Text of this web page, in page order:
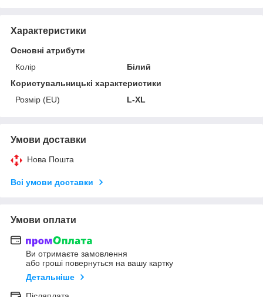
Характеристики
Основні атрибути
Колір
Білий
Користувальницькі характеристики
Розмір (EU)
L-XL
Умови доставки
Нова Пошта
Всі умови доставки
Умови оплати
Ви отримаєте замовлення
або гроші повернуться на вашу картку
Детальніше